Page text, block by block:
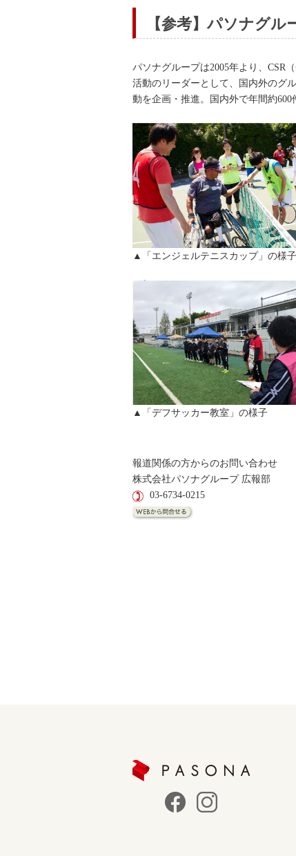
【参考】パソナグ
パソナグループは2005年より、CSR
活動のリーダーとして、国内外のグ
動を企画・推進。国内外で年間約600
▲「エンジェルテニスカップ
▲「デフサッカー教室」の
報道関係の方からのお問い合わせ
株式会社パソナグループ 広報部
03-6734-0215